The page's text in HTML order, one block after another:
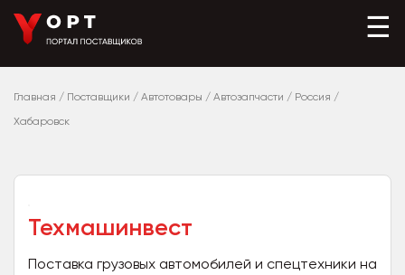
☰
Главная / Поставщики / Автотовары / Автозапчасти / Россия /
Хабаровск
Техмашинвест
Поставка грузовых автомобилей и спецтехники на